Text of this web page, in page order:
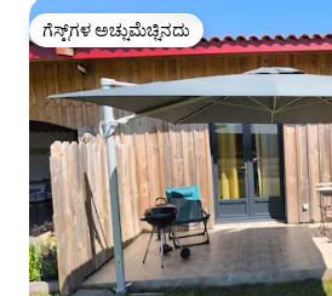
ಗೆಸ್ಟ್‌ಗಳ ಅಚ್ಚುಮೆಚ್ಚಿನದು
ಗೆಸ್ಟ್‌ಗಳ ಅಚ್ಚುಮೆಚ್ಚಿನದು